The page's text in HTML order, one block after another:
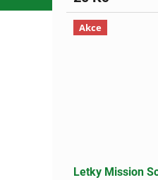
Akce
Letky Mission